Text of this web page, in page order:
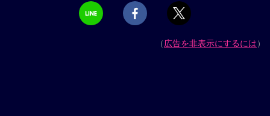
（広告を非表示にするには）